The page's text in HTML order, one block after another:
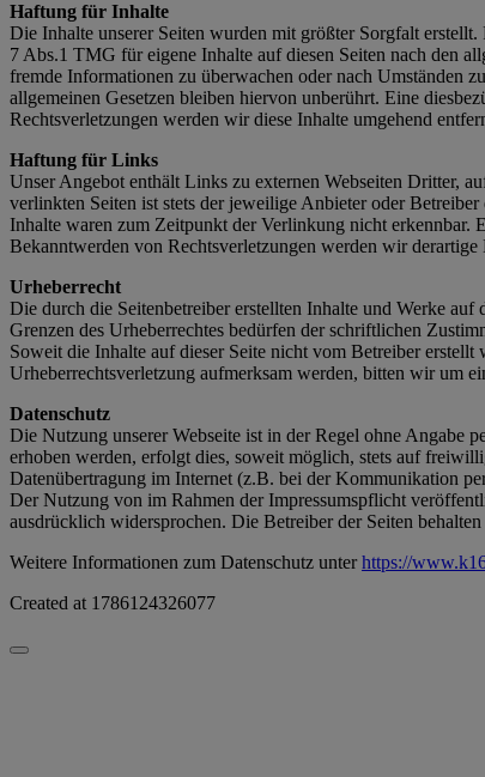
Haftung für Inhalte
Die Inhalte unserer Seiten wurden mit größter Sorgfalt
7 Abs.1 TMG für eigene Inhalte auf diesen Seiten nach den
fremde Informationen zu überwachen oder nach Umständen
allgemeinen Gesetzen bleiben hiervon unberührt. Eine
Rechtsverletzungen werden wir diese Inhalte umgehend
Haftung für Links
Unser Angebot enthält Links zu externen Webseiten Dritter,
verlinkten Seiten ist stets der jeweilige Anbieter oder
Inhalte waren zum Zeitpunkt der Verlinkung nicht erkennbar.
Bekanntwerden von Rechtsverletzungen werden wir derartige
Urheberrecht
Die durch die Seitenbetreiber erstellten Inhalte und Werke
Grenzen des Urheberrechtes bedürfen der schriftlichen
Soweit die Inhalte auf dieser Seite nicht vom Betreiber
Urheberrechtsverletzung aufmerksam werden, bitten wir um
Datenschutz
Die Nutzung unserer Webseite ist in der Regel ohne Angabe
erhoben werden, erfolgt dies, soweit möglich, stets auf
Datenübertragung im Internet (z.B. bei der Kommunikation
Der Nutzung von im Rahmen der Impressumspflicht
ausdrücklich widersprochen. Die Betreiber der Seiten
Weitere Informationen zum Datenschutz unter https://
Created at 1786124326077